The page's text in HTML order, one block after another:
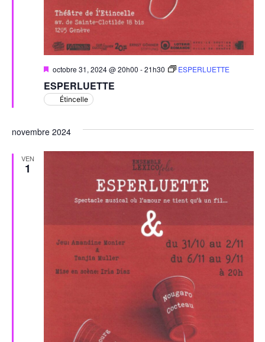
ESPERLUETTE
Mis
avant
octobre 31, 2024 @ 20h00 -21h30 ESPERLUETTE
Étincelle
novembre 2024
VEN
1